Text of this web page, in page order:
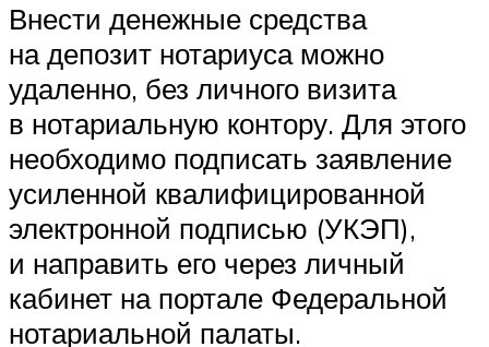
Внести денежные средства
на депозит нотариуса можно
удаленно, без личного визита
в нотариальную контору. Для этого
необходимо подписать заявление
усиленной квалифицированной
электронной подписью (УКЭП),
и направить его через личный
кабинет на портале Федеральной
нотариальной палаты.